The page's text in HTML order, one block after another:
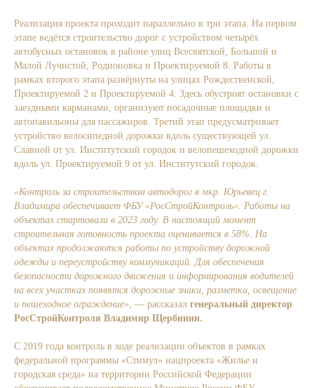
Реализация проекта проходит параллельно в три этапа. На первом
этапе ведётся строительство дорог с устройством четырёх
автобусных остановок в районе улиц Всесвятской, Большой и
Малой Лучистой, Родионовка и Проектируемой 8. Работы в
рамках второго этапа развёрнуты на улицах Рождественской,
Проектируемой 2 и Проектируемой 4. Здесь обустроят остановки с
заездными карманами, организуют посадочные площадки и
автопавильоны для пассажиров. Третий этап предусматривает
устройство велосипедной дорожки вдоль существующей ул.
Славной от ул. Институтский городок и велопешеходной дорожки
вдоль ул. Проектируемой 9 от ул. Институтский городок.
«Контроль за строительством автодорог в мкр. Юрьевец г.
Владимира обеспечивает ФБУ «РосСтройКонтроль». Работы на
объектах стартовали в 2023 году. В настоящий момент
строительная готовность проекта оценивается в 58%. На
объектах продолжаются работы по устройству дорожной
одежды и переустройству коммуникаций. Для обеспечения
безопасности дорожного движения и информирования водителей
на всех участках появятся дорожные знаки, разметка, освещение
и пешеходное ограждение», — рассказал генеральный директор
РосСтройКонтроля Владимир Щербинин.
С 2019 года контроль в ходе реализации объектов в рамках
федеральной программы «Стимул» нацпроекта «Жилье и
городская среда» на территории Российской Федерации